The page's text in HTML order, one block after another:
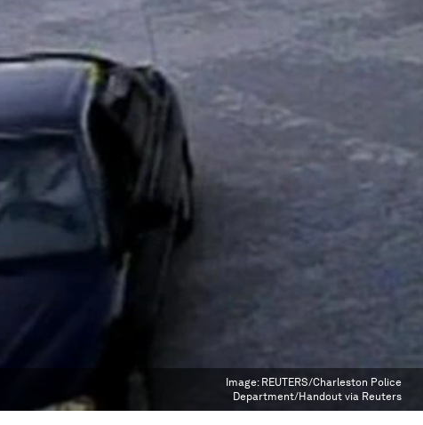
Image: REUTERS/Charleston Police
Department/Handout via Reuters